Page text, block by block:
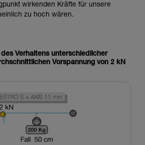
wirkenden Kräfte für unsere
zu hoch wären.
des Verhaltens unterschiedlicher
Vorspannung von 2 kN